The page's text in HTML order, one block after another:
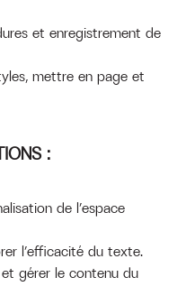
et enregistrement de
mettre en page et
:
de l’espace
l’efficacité du texte.
gérer le contenu du